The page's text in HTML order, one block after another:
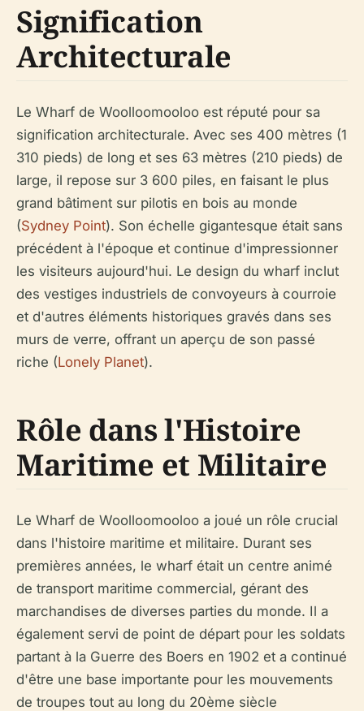
Signification
Architecturale
Le Wharf de Woolloomooloo est réputé pour sa
signification architecturale. Avec ses 400 mètres (1
310 pieds) de long et ses 63 mètres (210 pieds) de
large, il repose sur 3 600 piles, en faisant le plus
grand bâtiment sur pilotis en bois au monde
(Sydney Point). Son échelle gigantesque était sans
précédent à l'époque et continue d'impressionner
les visiteurs aujourd'hui. Le design du wharf inclut
des vestiges industriels de convoyeurs à courroie
et d'autres éléments historiques gravés dans ses
murs de verre, offrant un aperçu de son passé
riche (Lonely Planet).
Rôle dans l'Histoire
Maritime et Militaire
Le Wharf de Woolloomooloo a joué un rôle crucial
dans l'histoire maritime et militaire. Durant ses
premières années, le wharf était un centre animé
de transport maritime commercial, gérant des
marchandises de diverses parties du monde. Il a
également servi de point de départ pour les soldats
partant à la Guerre des Boers en 1902 et a continué
d'être une base importante pour les mouvements
de troupes tout au long du 20ème siècle